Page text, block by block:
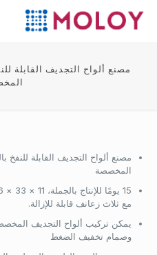
مصنع ألواح التجديف القابلة
مصنع ألواح التجديف القابلة للنفخ
المخصصة
مع ثلاث زعانف قابلة للإزالة.
يمكن تركيب ألواح التجديف
وصمام تخفيف الضغط